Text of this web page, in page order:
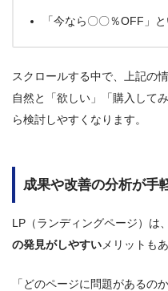
「今なら〇〇％OFF」
スクロールする中で、上記の
自然と「欲しい」「購入して
ら検討しやすくなります。
成果や改善の分析が手
LP（ランディングページ）は
の発見がしやすい メリットも
「どのページに問題があるの